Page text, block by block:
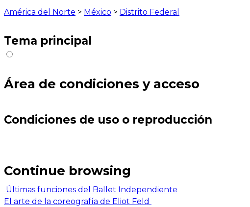
América del Norte > México > Distrito Federal
Tema principal
Área de condiciones y acceso
Condiciones de uso o reproducción
Continue browsing
Últimas funciones del Ballet Independiente
El arte de la coreografía de Eliot Feld